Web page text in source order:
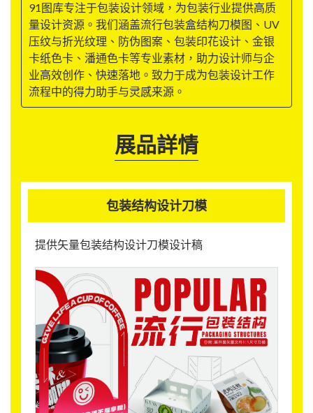
91图库专注于包装设计领域，为包装行业提供高质
量设计资源。我们涵盖流行包装盒结构刀模图、UV
压纹与折光纹理、防伪图案、包装印花设计、金银
卡纸色卡、潘通色卡等专业素材，助力设计师与企
业高效创作、快速落地。致力于成为包装设计工作
流程中的得力助手与灵感来源。
展品詳情
包装结构设计刀模
提供矢量包装结构设计刀模设计稿